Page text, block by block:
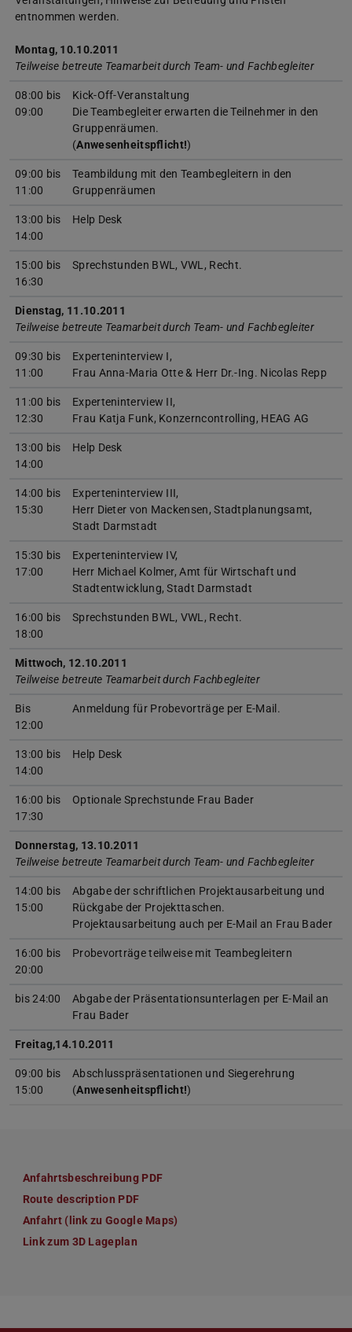
entnommen werden.
Montag, 10.10.2011
Teilweise betreute Teamarbeit durch Team- und Fachbegleiter
08:00 bis
09:00
Kick-Off-Veranstaltung
Die Teambegleiter erwarten die Teilnehmer in den
Gruppenräumen.
(Anwesenheitspflicht!)
09:00 bis
11:00
Teambildung mit den Teambegleitern in den
Gruppenräumen
13:00 bis
14:00
Help Desk
15:00 bis
16:30
Sprechstunden BWL, VWL, Recht.
Dienstag, 11.10.2011
Teilweise betreute Teamarbeit durch Team- und Fachbegleiter
09:30 bis
11:00
Experteninterview I,
Frau Anna-Maria Otte & Herr Dr.-Ing. Nicolas Repp
11:00 bis
12:30
Experteninterview II,
Frau Katja Funk, Konzerncontrolling, HEAG AG
13:00 bis
14:00
Help Desk
14:00 bis
15:30
Experteninterview III,
Herr Dieter von Mackensen, Stadtplanungsamt,
Stadt Darmstadt
15:30 bis
17:00
Experteninterview IV,
Herr Michael Kolmer, Amt für Wirtschaft und
Stadtentwicklung, Stadt Darmstadt
16:00 bis
18:00
Sprechstunden BWL, VWL, Recht.
Mittwoch, 12.10.2011
Teilweise betreute Teamarbeit durch Fachbegleiter
Bis
12:00
Anmeldung für Probevorträge per E-Mail.
13:00 bis
14:00
Help Desk
16:00 bis
17:30
Optionale Sprechstunde Frau Bader
Donnerstag, 13.10.2011
Teilweise betreute Teamarbeit durch Team- und Fachbegleiter
14:00 bis
15:00
Abgabe der schriftlichen Projektausarbeitung und
Rückgabe der Projekttaschen.
Projektausarbeitung auch per E-Mail an Frau Bader
16:00 bis
20:00
Probevorträge teilweise mit Teambegleitern
bis 24:00
Abgabe der Präsentationsunterlagen per E-Mail an
Frau Bader
Freitag,14.10.2011
09:00 bis
15:00
Abschlusspräsentationen und Siegerehrung
(Anwesenheitspflicht!)
Anfahrtsbeschreibung PDF
Route description PDF
Anfahrt (link zu Google Maps)
Link zum 3D Lageplan